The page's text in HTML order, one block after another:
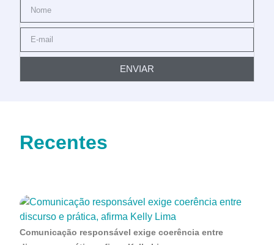
ENVIAR
Recentes
Comunicação responsável exige coerência entre